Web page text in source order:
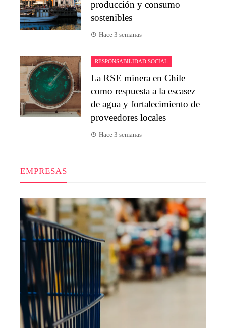
producción y consumo
sostenibles
Hace 3 semanas
RESPONSABILIDAD SOCIAL
La RSE minera en Chile
como respuesta a la escasez
de agua y fortalecimiento de
proveedores locales
Hace 3 semanas
EMPRESAS